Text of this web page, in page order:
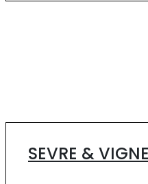
SEVRE &